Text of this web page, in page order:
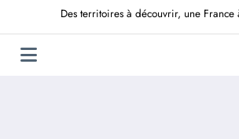
Des territoires à découvrir, une France